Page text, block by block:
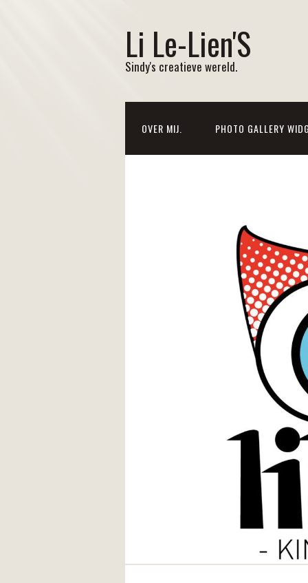
Li Le-Lien'S
Sindy's creatieve wereld.
OVER MIJ. PHOTO GALLERY